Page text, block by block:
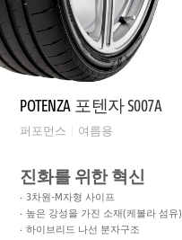
POTENZA 포텐자 S007A
퍼포먼스 여름용
진화를 위한 혁신
3차원-M자형 사이프
높은 강성을 가진 소재(케볼라 섬유)
하이브리드 나선 분자구조